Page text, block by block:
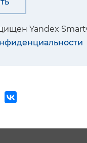
Yandex